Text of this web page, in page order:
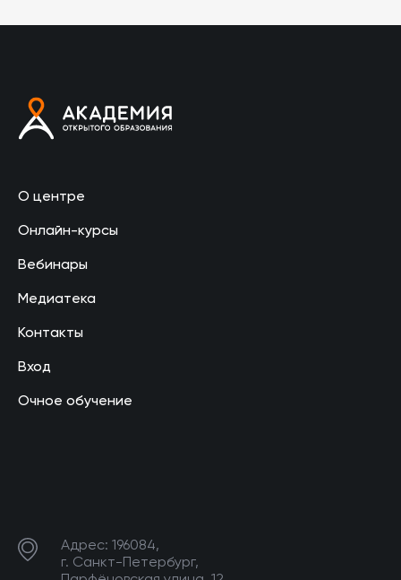
О центре
Онлайн-курсы
Вебинары
Медиатека
Контакты
Вход
Очное обучение
Адрес: 196084,
г. Санкт-Петербург,